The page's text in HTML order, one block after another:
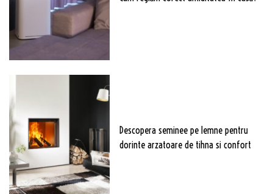
Descopera seminee pe lemne pentru
dorinte arzatoare de tihna si confort